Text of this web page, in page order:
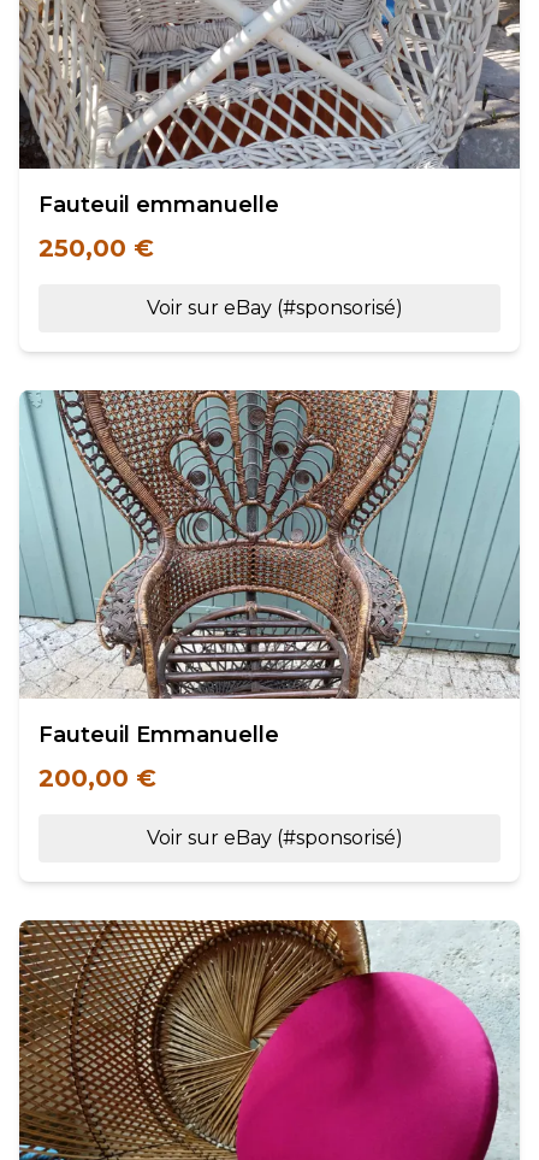
Fauteuil emmanuelle
250,00 €
Voir sur eBay (#sponsorisé)
Fauteuil Emmanuelle
200,00 €
Voir sur eBay (#sponsorisé)